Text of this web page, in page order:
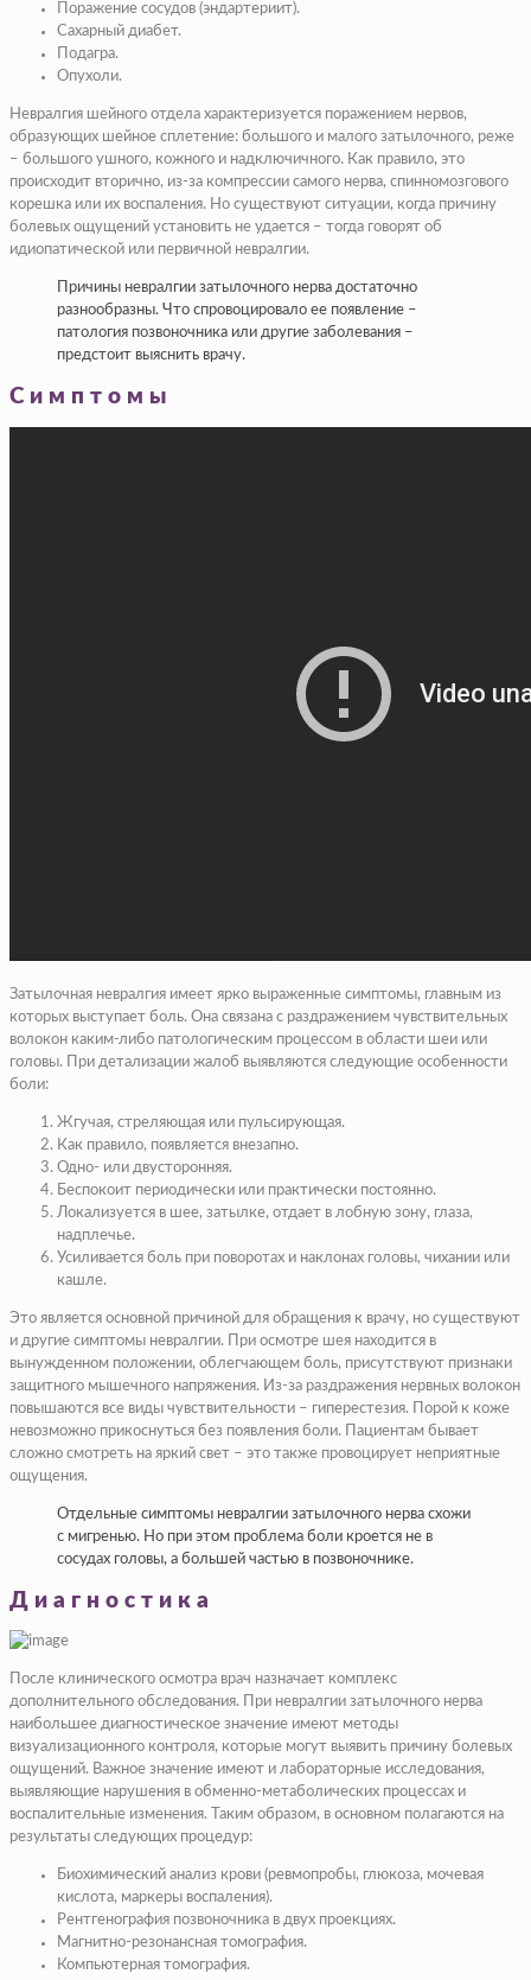
Поражение сосудов (эндартериит).
Сахарный диабет.
Подагра.
Опухоли.
Невралгия шейного отдела характеризуется поражением нервов,
образующих шейное сплетение: большого и малого затылочного, реже
– большого ушного, кожного и надключичного. Как правило, это
происходит вторично, из-за компрессии самого нерва, спинномозгового
корешка или их воспаления. Но существуют ситуации, когда причину
болевых ощущений установить не удается – тогда говорят об
идиопатической или первичной невралгии.
Причины невралгии затылочного нерва достаточно
разнообразны. Что спровоцировало ее появление –
патология позвоночника или другие заболевания –
предстоит выяснить врачу.
Симптомы
Затылочная невралгия имеет ярко выраженные симптомы, главным из
которых выступает боль. Она связана с раздражением чувствительных
волокон каким-либо патологическим процессом в области шеи или
головы. При детализации жалоб выявляются следующие особенности
боли:
Жгучая, стреляющая или пульсирующая.
Как правило, появляется внезапно.
Одно- или двусторонняя.
Беспокоит периодически или практически постоянно.
Локализуется в шее, затылке, отдает в лобную зону, глаза,
надплечье.
Усиливается боль при поворотах и наклонах головы, чихании или
кашле.
Это является основной причиной для обращения к врачу, но существуют
и другие симптомы невралгии. При осмотре шея находится в
вынужденном положении, облегчающем боль, присутствуют признаки
защитного мышечного напряжения. Из-за раздражения нервных волокон
повышаются все виды чувствительности – гиперестезия. Порой к коже
невозможно прикоснуться без появления боли. Пациентам бывает
сложно смотреть на яркий свет – это также провоцирует неприятные
ощущения.
Отдельные симптомы невралгии затылочного нерва схожи
с мигренью. Но при этом проблема боли кроется не в
сосудах головы, а большей частью в позвоночнике.
Диагностика
После клинического осмотра врач назначает комплекс
дополнительного обследования. При невралгии затылочного нерва
наибольшее диагностическое значение имеют методы
визуализационного контроля, которые могут выявить причину болевых
ощущений. Важное значение имеют и лабораторные исследования,
выявляющие нарушения в обменно-метаболических процессах и
воспалительные изменения. Таким образом, в основном полагаются на
результаты следующих процедур:
Биохимический анализ крови (ревмопробы, глюкоза, мочевая
кислота, маркеры воспаления).
Рентгенография позвоночника в двух проекциях.
Магнитно-резонансная томография.
Компьютерная томография.